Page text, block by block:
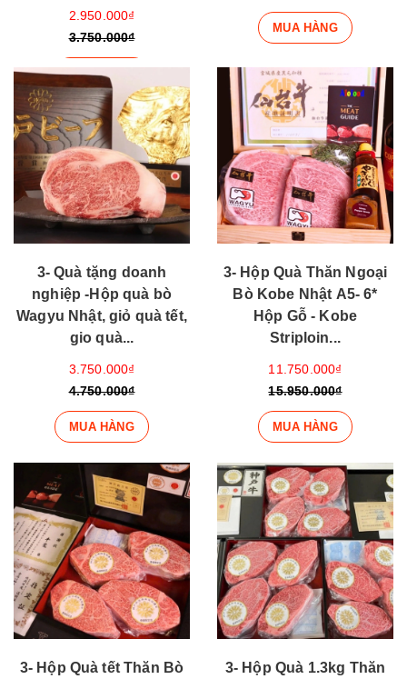
2.950.000₫
3.750.000₫
MUA HÀNG
MUA HÀNG
3- Quà tặng doanh
nghiệp -Hộp quà bò
Wagyu Nhật, giỏ quà tết,
gio quà...
3.750.000₫
4.750.000₫
MUA HÀNG
3- Hộp Quà Thăn Ngoại
Bò Kobe Nhật A5- 6*
Hộp Gỗ - Kobe
Striploin...
11.750.000₫
15.950.000₫
MUA HÀNG
3- Hộp Quà tết Thăn Bò
3- Hộp Quà 1.3kg Thăn